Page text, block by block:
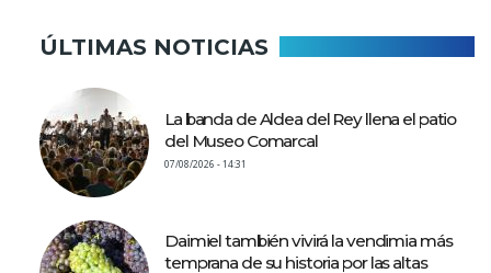
ÚLTIMAS NOTICIAS
La banda de Aldea del Rey llena el patio
del Museo Comarcal
07/08/2026 - 14:31
Daimiel también vivirá la vendimia más
temprana de su historia por las altas